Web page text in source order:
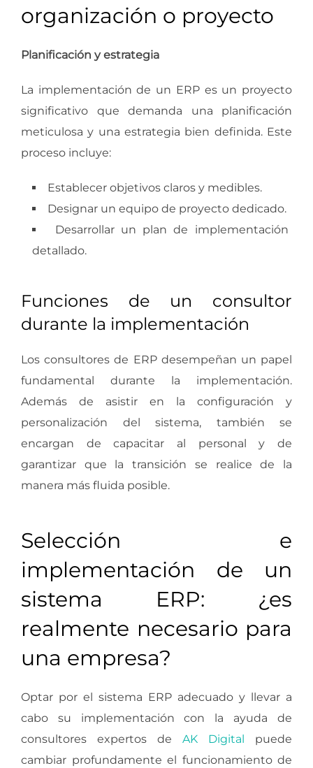
organización o proyecto
Planificación y estrategia
La implementación de un ERP es un proyecto
significativo que demanda una planificación
meticulosa y una estrategia bien definida. Este
proceso incluye:
Establecer objetivos claros y medibles.
Designar un equipo de proyecto dedicado.
Desarrollar un plan de implementación
detallado.
Funciones de un consultor
durante la implementación
Los consultores de ERP desempeñan un papel
fundamental durante la implementación.
Además de asistir en la configuración y
personalización del sistema, también se
encargan de capacitar al personal y de
garantizar que la transición se realice de la
manera más fluida posible.
Selección e
implementación de un
sistema ERP: ¿es
realmente necesario para
una empresa?
Optar por el sistema ERP adecuado y llevar a
cabo su implementación con la ayuda de
consultores expertos de AK Digital
puede
cambiar profundamente el funcionamiento de